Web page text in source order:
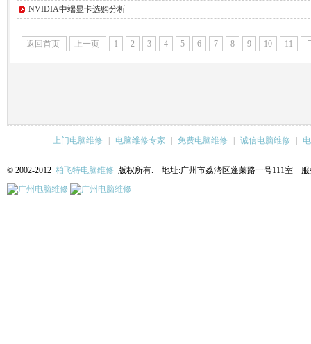
NVIDIA中端显卡选购分析
返回首页 上一页 1 2 3 4 5 6 7 8 9 10 11
上门电脑维修 电脑维修专家 免费电脑维修 诚信电脑维修
© 2002-2012 柏飞特电脑维修 版权所有. 地址:广州市荔湾区蓬莱路一号111室 服